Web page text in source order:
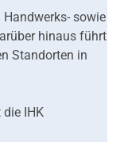
Handwerks- sowie
hinaus führt
Standorten in
die IHK